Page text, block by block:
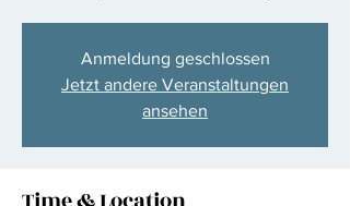
Anmeldung geschlossen
Jetzt andere Veranstaltungen
ansehen